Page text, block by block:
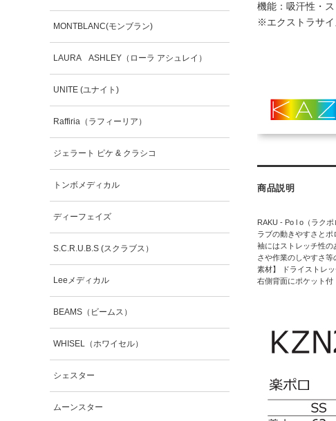
機能：吸汗性・
※エクストラサイ
商品説明
RAKU - Po l o（ラク
ラブの動きやすさとポ
袖にはストレッチ性
さや作業のしやすさ
素材】 ドライストレ
右側背面にポケット付
MONTBLANC(モンブラン)
LAURA ASHLEY（ローラ アシュレイ）
UNITE (ユナイト)
Raffiria（ラフィーリア）
ジェラート ピケ & クラシコ
トンボメディカル
ディーフェイズ
S.C.R.U.B.S (スクラブス）
Leeメディカル
BEAMS（ビームス）
WHISEL（ホワイセル）
シェスター
ムーンスター